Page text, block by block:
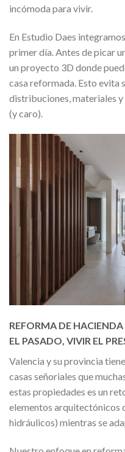
incómoda para vivir.
En Estudio Daes
primer día. Antes de picar
un proyecto 3D donde
casa reformada. Esto evita
distribuciones, materiales y
(y caro).
REFORMA DE HACIENDA
EL PASADO, VIVIR EL
Valencia y su provincia
casas señoriales que
estas propiedades es un
elementos arquitectónicos
hidráulicos) mientras se